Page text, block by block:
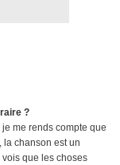
?
me rends compte que
la chanson est un
que les choses